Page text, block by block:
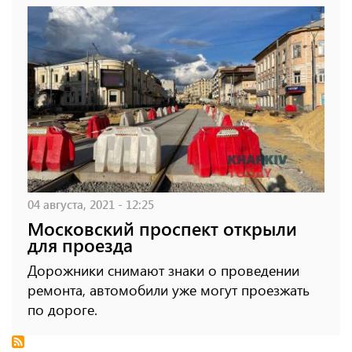
04 августа, 2021 - 12:25
Московский проспект открыли
для проезда
Дорожники снимают знаки о проведении
ремонта, автомобили уже могут проезжать
по дороге.